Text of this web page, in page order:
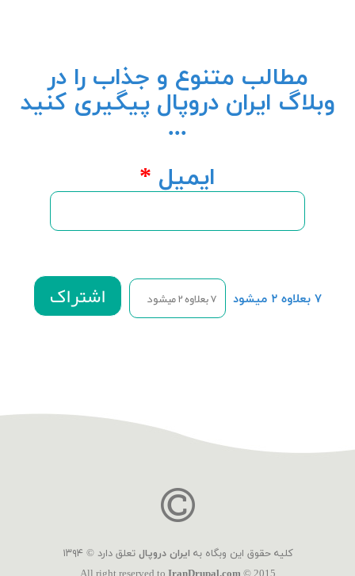
مطالب متنوع و جذاب را در
وبلاگ ایران دروپال پیگیری کنید
...
ایمیل *
۷ بعلاوه ۲ میشود
کلیه حقوق این وبگاه به ایران دروپال تعلق دارد © ۱۳۹۴
All right reserved to IranDrupal.com © 2015